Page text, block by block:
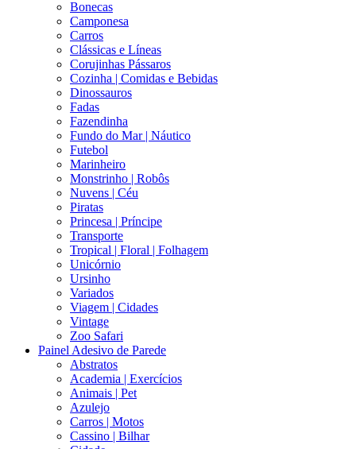
Bonecas
Camponesa
Carros
Clássicas e Líneas
Corujinhas Pássaros
Cozinha | Comidas e Bebidas
Dinossauros
Fadas
Fazendinha
Fundo do Mar | Náutico
Futebol
Marinheiro
Monstrinho | Robôs
Nuvens | Céu
Piratas
Princesa | Príncipe
Transporte
Tropical | Floral | Folhagem
Unicórnio
Ursinho
Variados
Viagem | Cidades
Vintage
Zoo Safari
Painel Adesivo de Parede
Abstratos
Academia | Exercícios
Animais | Pet
Azulejo
Carros | Motos
Cassino | Bilhar